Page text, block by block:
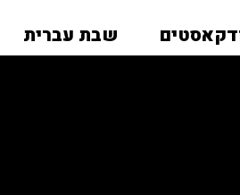
שבת עברית